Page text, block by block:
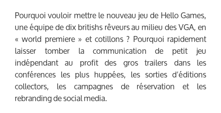
Pourquoi vouloir mettre le nouveau jeu de Hello Games,
une équipe de dix britishs rêveurs au milieu des VGA, en
« world premiere » et cotillons ? Pourquoi rapidement
laisser tomber la communication de petit jeu
indépendant au profit des gros trailers dans les
conférences les plus huppées, les sorties d’éditions
collectors, les campagnes de réservation et les
rebranding de social media.